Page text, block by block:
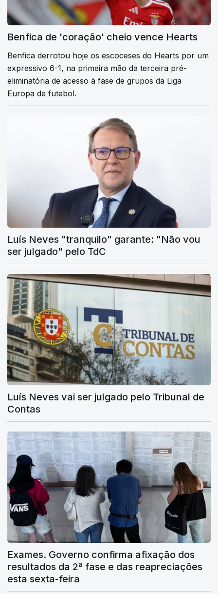
Benfica de 'coração' cheio vence Hearts
Benfica derrotou hoje os escoceses do Hearts por um
expressivo 6-1, na primeira mão da terceira pré-
eliminatória de acesso à fase de grupos da Liga
Europa de futebol.
Luís Neves "tranquilo" garante: "Não vou
ser julgado" pelo TdC
Luís Neves vai ser julgado pelo Tribunal de
Contas
Exames. Governo confirma afixação dos
resultados da 2ª fase e das reapreciações
esta sexta-feira